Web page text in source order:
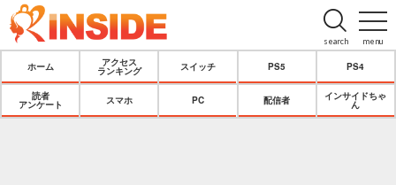
menu
search
ホーム
アクセス
ランキング
スイッチ PS5 PS4
読者
アンケート
スマホ PC 配信者
インサイドちゃ
ん